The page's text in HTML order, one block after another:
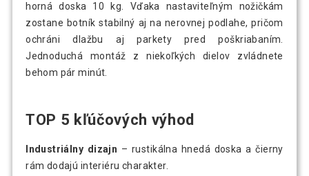
horná doska 10 kg. Vďaka nastaviteľným nožičkám
zostane botník stabilný aj na nerovnej podlahe, pričom
ochráni dlažbu aj parkety pred poškriabaním.
Jednoduchá montáž z niekoľkých dielov zvládnete
behom pár minút.
TOP 5 kľúčových výhod
Industriálny dizajn – rustikálna hnedá doska a čierny
rám dodajú interiéru charakter.